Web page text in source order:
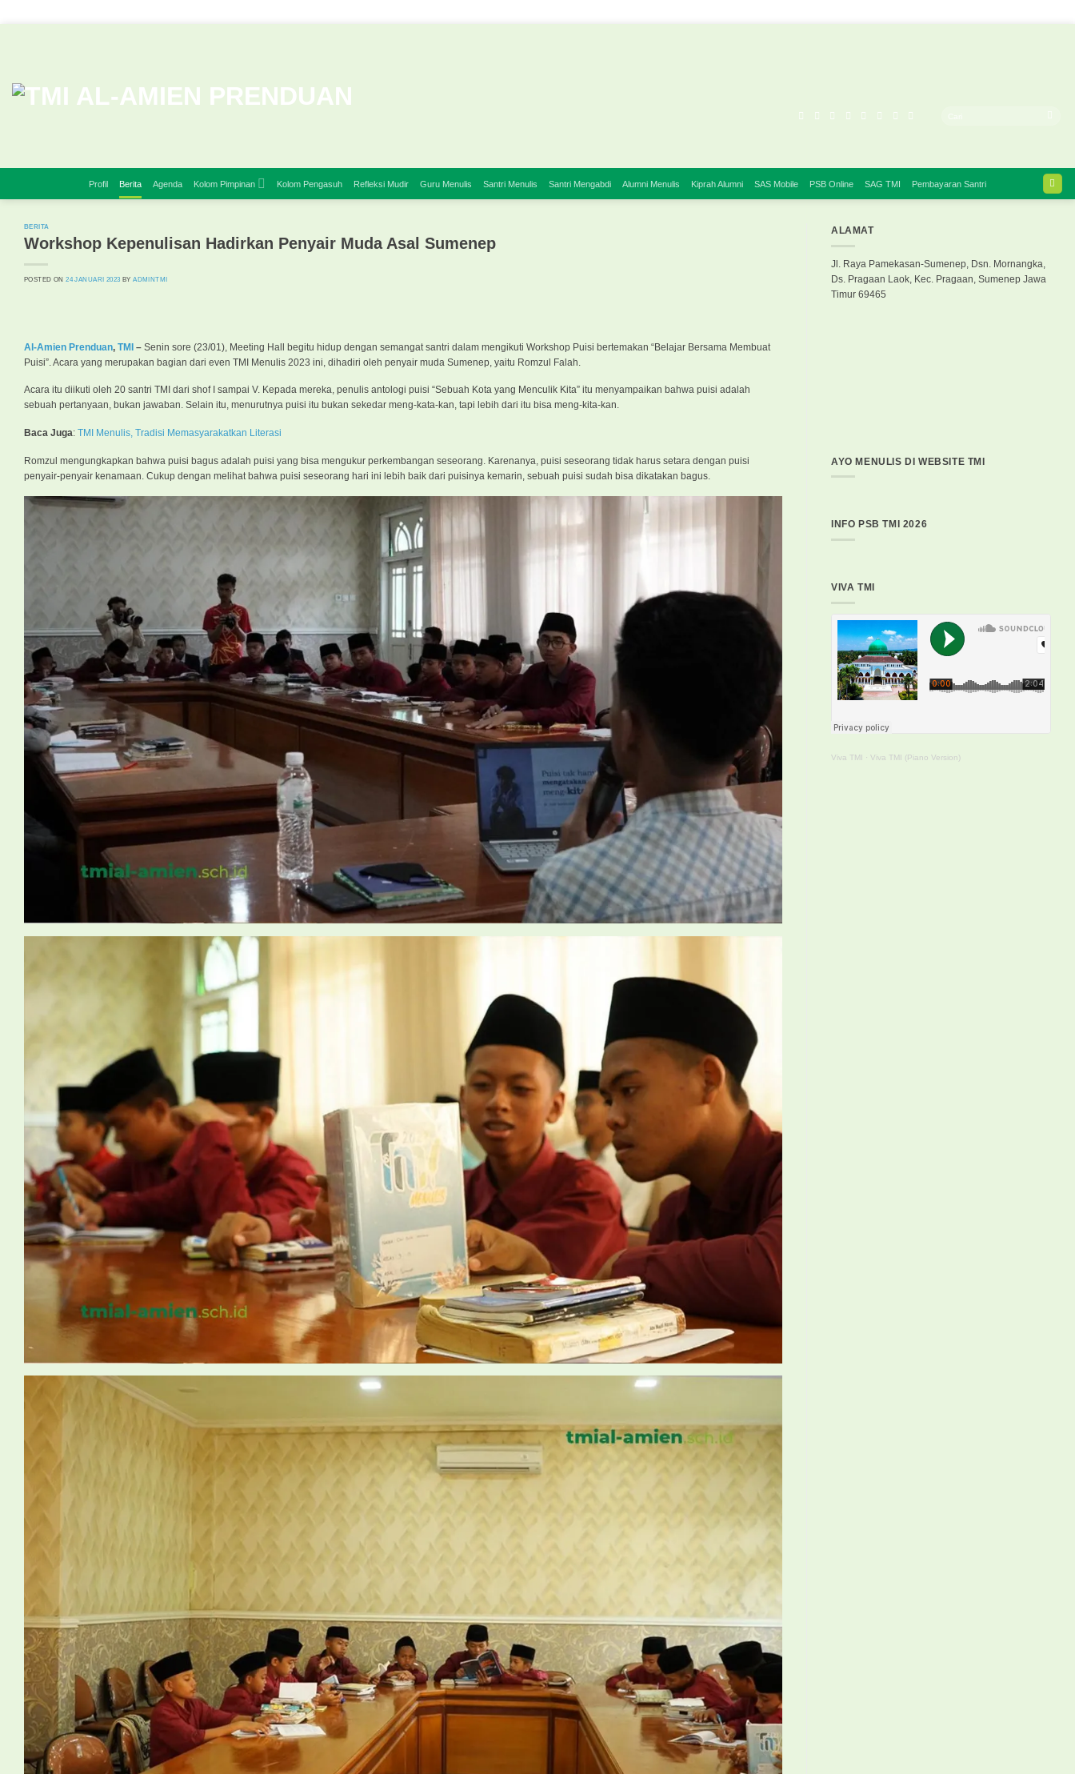
Profil Berita Agenda Kolom Pimpinan Kolom Pengasuh Refleksi Mudir Guru Menulis Santri Menulis Santri Mengabdi Alumni Menulis Kiprah Alumni SAS Mobile PSB Online SAG TMI Pembayaran Santri
BERITA
Workshop Kepenulisan Hadirkan Penyair Muda Asal Sumenep
POSTED ON24 JANUARI 2023 BYADMINTMI
Al-Amien Prenduan, TMI – Senin sore (23/01), Meeting Hall begitu hidup dengan semangat santri dalam mengikuti Workshop Puisi bertemakan “Belajar Bersama Membuat
Puisi”. Acara yang merupakan bagian dari even TMI Menulis 2023 ini, dihadiri oleh penyair muda Sumenep, yaitu Romzul Falah.
Acara itu diikuti oleh 20 santri TMI dari shof I sampai V. Kepada mereka, penulis antologi puisi “Sebuah Kota yang Menculik Kita” itu menyampaikan bahwa puisi adalah
sebuah pertanyaan, bukan jawaban. Selain itu, menurutnya puisi itu bukan sekedar meng-kata-kan, tapi lebih dari itu bisa meng-kita-kan.
Baca Juga: TMI Menulis, Tradisi Memasyarakatkan Literasi
Romzul mengungkapkan bahwa puisi bagus adalah puisi yang bisa mengukur perkembangan seseorang. Karenanya, puisi seseorang tidak harus setara dengan puisi
penyair-penyair kenamaan. Cukup dengan melihat bahwa puisi seseorang hari ini lebih baik dari puisinya kemarin, sebuah puisi sudah bisa dikatakan bagus.
ALAMAT
Jl. Raya Pamekasan-Sumenep, Dsn. Mornangka,
Ds. Pragaan Laok, Kec. Pragaan, Sumenep Jawa
Timur 69465
AYO MENULIS DI WEBSITE TMI
INFO PSB TMI 2026
VIVA TMI
Viva TMI · Viva TMI (Piano Version)